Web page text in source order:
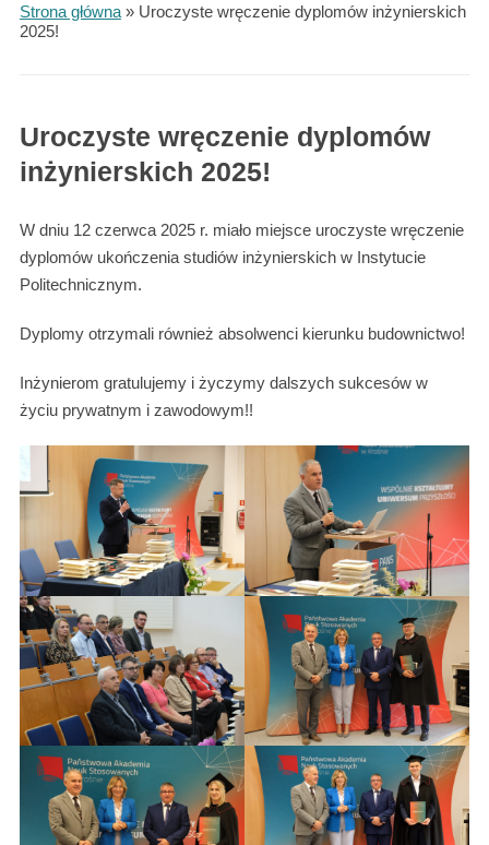
Strona główna» Uroczyste wręczenie dyplomów inżynierskich
2025!
Uroczyste wręczenie dyplomów
inżynierskich 2025!
W dniu 12 czerwca 2025 r. miało miejsce uroczyste wręczenie
dyplomów ukończenia studiów inżynierskich w Instytucie
Politechnicznym.
Dyplomy otrzymali również absolwenci kierunku budownictwo!
Inżynierom gratulujemy i życzymy dalszych sukcesów w
życiu prywatnym i zawodowym!!